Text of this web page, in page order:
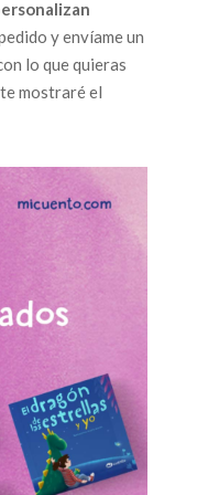
y envíame un
lo que quieras
mostraré el